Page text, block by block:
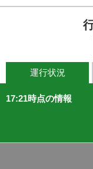
運行状況
17:21時点の情報